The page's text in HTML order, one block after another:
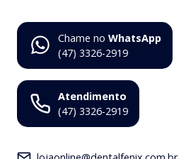
Chame no WhatsApp
(47) 3326-2919
Atendimento
(47) 3326-2919